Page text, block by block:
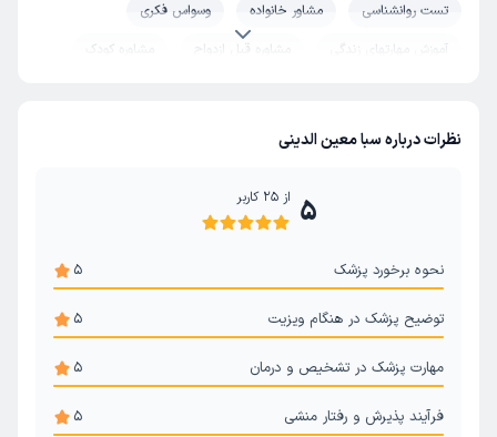
تست روانشناسی مشاور خانواده
وسواس فکری
آموزش مهارتهای زندگی
مشاوره قبل ازدواج
مشاوره کودک
درمان استرس و اضطراب
نظرات درباره سبا معین الدینی
5 از 25 کاربر
نحوه برخورد پزشک 5
توضیح پزشک در هنگام ویزیت 5
مهارت پزشک در تشخیص و درمان 5
فرآیند پذیرش و رفتار منشی 5